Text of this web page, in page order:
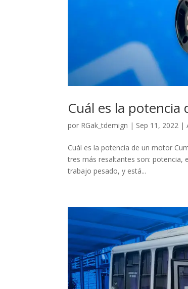
Cuál es la
por RGak_tdemign | Sep 11, 2022 |
Cuál es la potencia de un motor
tres más resaltantes son: potencia,
trabajo pesado, y está...